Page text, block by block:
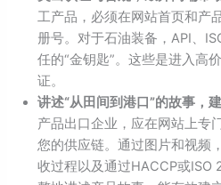
工产品，必须在网站首页和产
册号。对于石油装备，API、
任的“金钥匙”。这些是进入高
证。
讲述“从田间到港口”的故事，
产品出口企业，应在网站上专
您的供应链。通过图片和视频
收过程以及通过HACCP或